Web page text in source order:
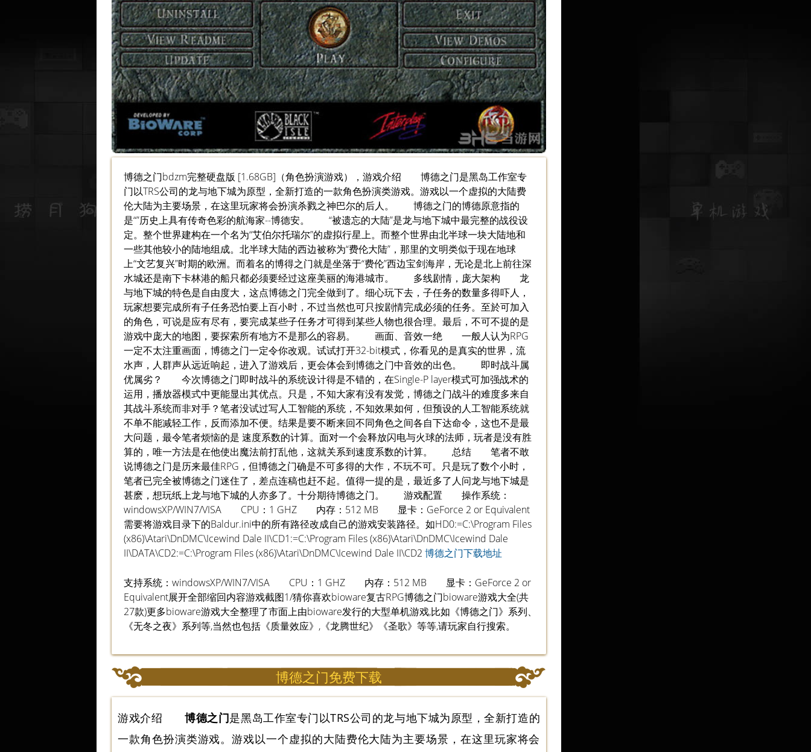
博德之门bdzm完整硬盘版 [1.68GB]（角色扮演游戏），游戏介绍 博德之门是黑岛工作室专
门以TRS公司的龙与地下城为原型，全新打造的一款角色扮演类游戏。游戏以一个虚拟的大陆费
伦大陆为主要场景，在这里玩家将会扮演杀戮之神巴尔的后人。 博德之门的博德原意指的
是“”历史上具有传奇色彩的航海家--博德安。 “被遗忘的大陆”是龙与地下城中最完整的战役设
定。整个世界建构在一个名为“艾伯尔托瑞尔”的虚拟行星上。而整个世界由北半球一块大陆地和
一些其他较小的陆地组成。北半球大陆的西边被称为“费伦大陆”，那里的文明类似于现在地球
上“文艺复兴”时期的欧洲。而着名的博得之门就是坐落于“费伦”西边宝剑海岸，无论是北上前往深
水城还是南下卡林港的船只都必须要经过这座美丽的海港城市。 多线剧情，庞大架构 龙
与地下城的特色是自由度大，这点博德之门完全做到了。细心玩下去，子任务的数量多得吓人，
玩家想要完成所有子任务恐怕要上百小时，不过当然也可只按剧情完成必须的任务。至於可加入
的角色，可说是应有尽有，要完成某些子任务才可得到某些人物也很合理。最后，不可不提的是
游戏中庞大的地图，要探索所有地方不是那么的容易。 画面、音效一绝 一般人认为RPG
一定不太注重画面，博德之门一定令你改观。试试打开32-bit模式，你看见的是真实的世界，流
水声，人群声从远近响起，进入了游戏后，更会体会到博德之门中音效的出色。 即时战斗属
优属劣？ 今次博德之门即时战斗的系统设计得是不错的，在Single-P layer模式可加强战术的
运用，播放器模式中更能显出其优点。只是，不知大家有没有发觉，博德之门战斗的难度多来自
其战斗系统而非对手？笔者没试过写人工智能的系统，不知效果如何，但预设的人工智能系统就
不单不能减轻工作，反而添加不便。结果是要不断来回不同角色之间各自下达命令，这也不是最
大问题，最令笔者烦恼的是 速度系数的计算。面对一个会释放闪电与火球的法师，玩者是没有胜
算的，唯一方法是在他使出魔法前打乱他，这就关系到速度系数的计算。 总结 笔者不敢
说博德之门是历来最佳RPG，但博德之门确是不可多得的大作，不玩不可。只是玩了数个小时，
笔者已完全被博德之门迷住了，差点连稿也赶不起。值得一提的是，最近多了人问龙与地下城是
甚麽，想玩纸上龙与地下城的人亦多了。十分期待博德之门。 游戏配置 操作系统：
windowsXP/WIN7/VISA CPU：1 GHZ 内存：512 MB 显卡：GeForce 2 or Equivalent
需要将游戏目录下的Baldur.ini中的所有路径改成自己的游戏安装路径。如HD0:=C:\Program Files
(x86)\Atari\DnDMC\Icewind Dale II\CD1:=C:\Program Files (x86)\Atari\DnDMC\Icewind Dale
II\DATA\CD2:=C:\Program Files (x86)\Atari\DnDMC\Icewind Dale II\CD2 博德之门下载地址
支持系统：windowsXP/WIN7/VISA CPU：1 GHZ 内存：512 MB 显卡：GeForce 2 or
Equivalent展开全部缩回内容游戏截图1/猜你喜欢bioware复古RPG博德之门bioware游戏大全(共
27款)更多bioware游戏大全整理了市面上由bioware发行的大型单机游戏,比如《博德之门》系列、
《无冬之夜》系列等,当然也包括《质量效应》,《龙腾世纪》《圣歌》等等,请玩家自行搜索。
博德之门免费下载
游戏介绍博德之门是黑岛工作室专门以TRS公司的龙与地下城为原型，全新打造的
一款角色扮演类游戏。游戏以一个虚拟的大陆费伦大陆为主要场景，在这里玩家将会